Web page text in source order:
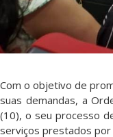
Com o objetivo de
suas demandas, a
(10), o seu processo
serviços prestados